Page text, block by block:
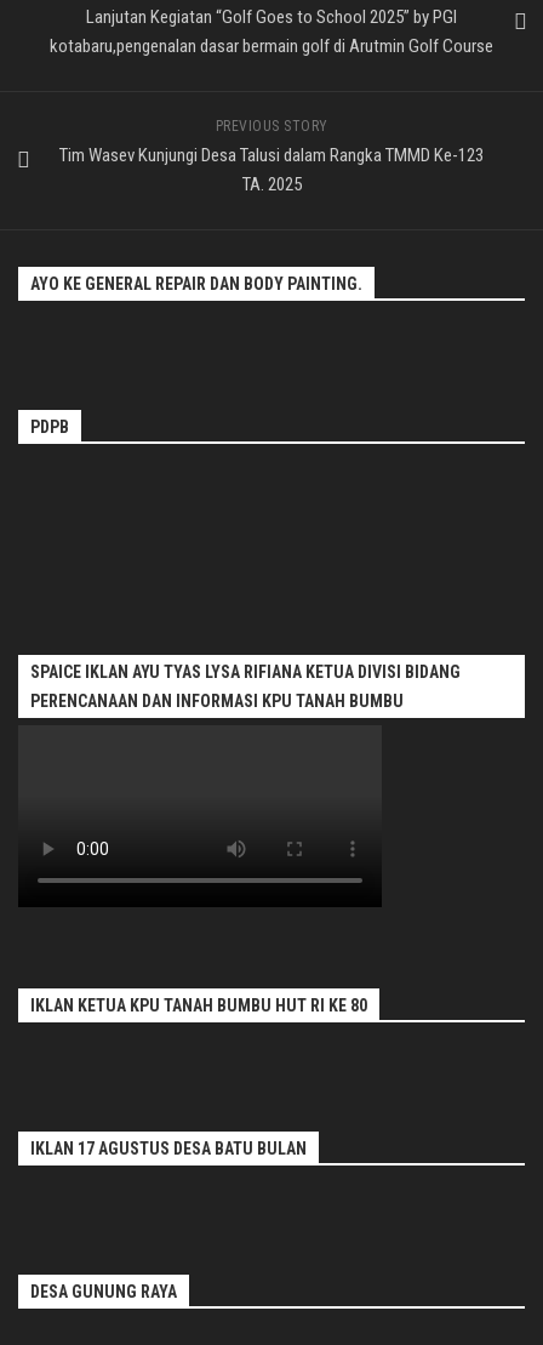
Lanjutan Kegiatan “Golf Goes to School 2025” by PGI
kotabaru,pengenalan dasar bermain golf di Arutmin Golf Course
PREVIOUS STORY
Tim Wasev Kunjungi Desa Talusi dalam Rangka TMMD Ke-123
TA. 2025
AYO KE GENERAL REPAIR DAN BODY PAINTING.
PDPB
SPAICE IKLAN AYU TYAS LYSA RIFIANA KETUA DIVISI BIDANG
PERENCANAAN DAN INFORMASI KPU TANAH BUMBU
IKLAN KETUA KPU TANAH BUMBU HUT RI KE 80
IKLAN 17 AGUSTUS DESA BATU BULAN
DESA GUNUNG RAYA